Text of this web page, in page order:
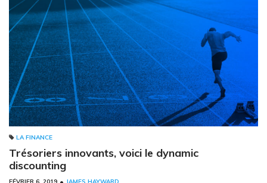
LA FINANCE
Trésoriers innovants, voici le dynamic
discounting